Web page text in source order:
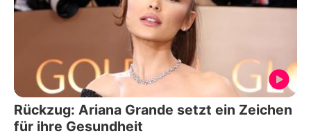
Rückzug: Ariana Grande setzt ein Zeichen
für ihre Gesundheit